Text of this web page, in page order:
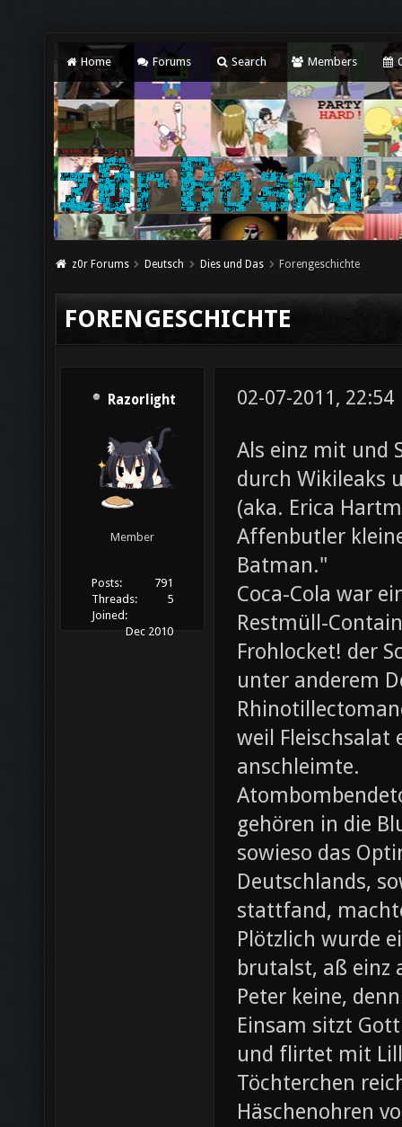
Home Forums Search Members
z0r Forums Deutsch Dies und Das Forengeschichte
FORENGESCHICHTE
Razorlight
Member
Posts:
791
Threads:
5
Joined:
Dec 2010
02-07-2011, 22:54
Als einz mit und
durch Wikileaks
(aka. Erica
Affenbutler
Batman."
Coca-Cola war
Restmüll-
Frohlocket! der
unter anderem
weil Fleischsalat
anschleimte.
gehören in die
sowieso das
Deutschlands,
stattfand,
Plötzlich wurde
brutalst, aß einz
Peter keine,
Einsam sitzt
und flirtet mit
Töchterchen
Häschenohren